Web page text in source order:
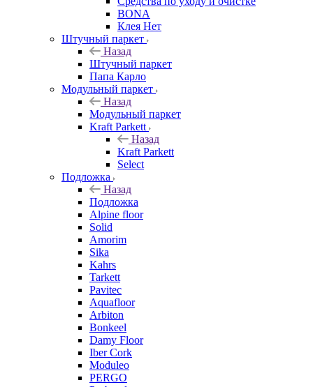
BONA
Клея Нет
Штучный паркет
Назад
Штучный паркет
Папа Карло
Модульный паркет
Назад
Модульный паркет
Kraft Parkett
Назад
Kraft Parkett
Select
Подложка
Назад
Подложка
Alpine floor
Solid
Amorim
Sika
Kahrs
Tarkett
Pavitec
Aquafloor
Arbiton
Bonkeel
Damy Floor
Iber Cork
Moduleo
PERGO